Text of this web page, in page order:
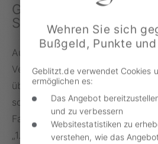
Gerüchteküche:
Scooter-
Aufgrund dieser
Verkehrssicherheit und gerade
über E-Scooter
schnell Gerüchte zu dem
Facebook, wo kürzlich ein Bild
„1.1.2025 E-Scooter-
Wehren Sie sich
Bußgeld, Punkte
Geblitzt.de verwendet Cookies
ermöglichen es:
Das Angebot
und zu verbessern
Websitestatistiken zu
verstehen, wie das